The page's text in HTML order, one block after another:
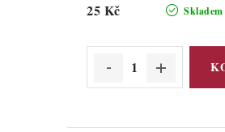
Skladem
25 Kč